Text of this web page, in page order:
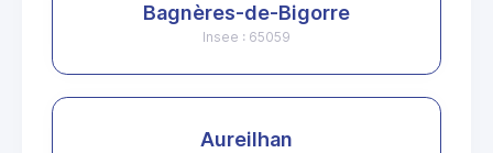
Bagnères-de-Bigorre
Insee : 65059
Aureilhan